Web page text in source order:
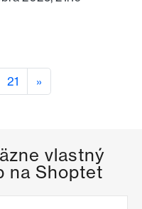
21 »
vlastný
na Shoptet